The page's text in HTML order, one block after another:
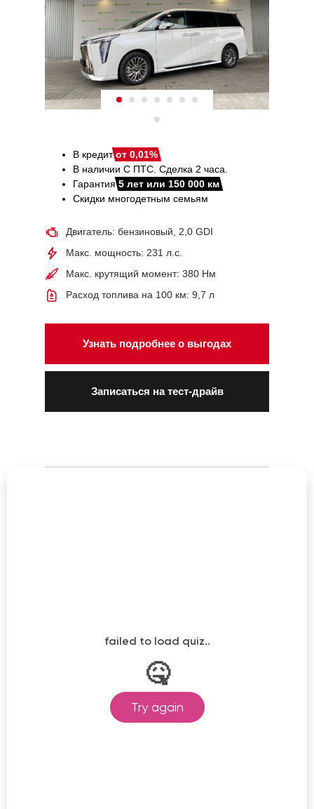
Записаться на тест-драйв
Узнать подробнее о выгодах
В кредитот 0,01%
В наличии С ПТС. Сделка 2 часа.
Гарантия5 лет или 150 000 км
Скидки многодетным семьям
Расход топлива на 100 км: 9,7 л
Макс. крутящий момент: 380 Нм
Макс. мощность: 231 л.с.
Двигатель: бензиновый, 2,0 GDI